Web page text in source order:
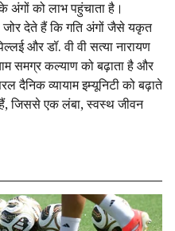
अंगों को लाभ पहुंचाता है।
जोर देते हैं कि गति अंगों जैसे यकृत
और डॉ. वी वी सत्या नारायण
समग्र कल्याण को बढ़ाता है और
व्यायाम इम्यूनिटी को बढ़ाते
जिससे एक लंबा, स्वस्थ जीवन